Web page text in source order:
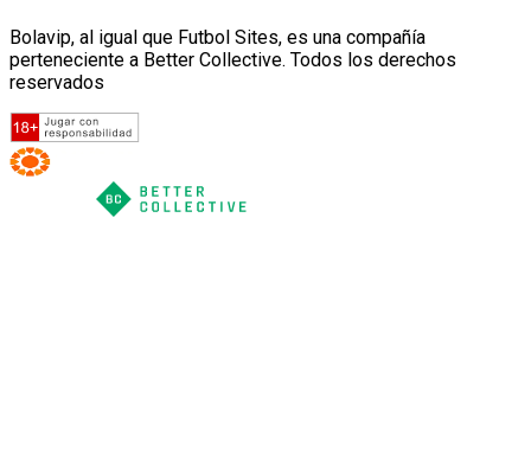
Bolavip, al igual que Futbol Sites, es una compañía
perteneciente a Better Collective. Todos los derechos
reservados